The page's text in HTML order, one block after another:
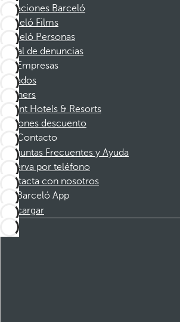
Vacaciones Barceló
Barceló Films
Barceló Personas
Canal de denuncias
Empresas
Afiliados
Partners
Dorint Hotels & Resorts
Cupones descuento
Contacto
Preguntas Frecuentes y Ayuda
Reserva por teléfono
Contacta con nosotros
Barceló App
Descargar